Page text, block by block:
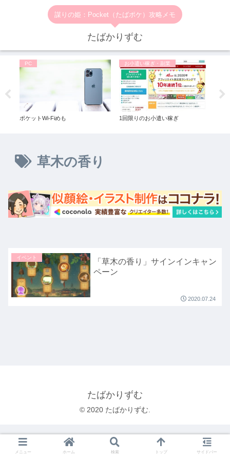
謀りの姫：Pocket（たばポケ）攻略メモ
たばかりずむ
PC
ポケットWi-Fiめも
お小遣い稼ぎ・副業
1回限りのお小遣い稼ぎ
草木の香り
イベント
「草木の香り」サインインキャン
ペーン
2020.07.24
たばかりずむ
© 2020 たばかりずむ.
メニュー ホーム 検索 トップ サイドバー